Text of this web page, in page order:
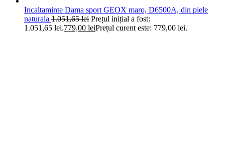
Incaltaminte Dama sport GEOX maro, D6500A, din piele
naturala 1.051,65lei Prețul inițial a fost:
1.051,65 lei.779,00 leiPrețul curent este: 779,00 lei.